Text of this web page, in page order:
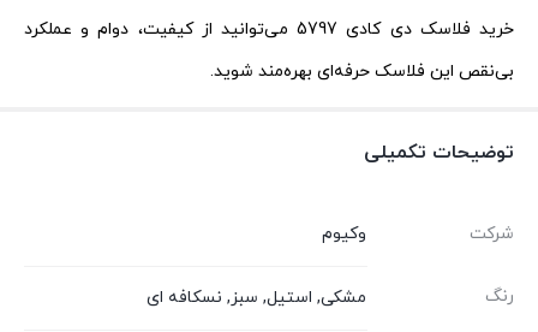
خرید فلاسک دی کادی 5797 می‌توانید از کیفیت، دوام و عملکرد
بی‌نقص این فلاسک حرفه‌ای بهره‌مند شوید.
توضیحات تکمیلی
شرکت وکیوم
رنگ مشکی, استیل, سبز, نسکافه ای